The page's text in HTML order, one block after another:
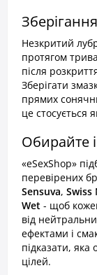
Зберігання
Незкритий
протягом
після
Зберігати
прямих
це стосується
Обирайте
«eSexShop»
перевірених
Sensuva, Swiss
Wet - щоб
від
ефектами і
підказати, яка
цілей.